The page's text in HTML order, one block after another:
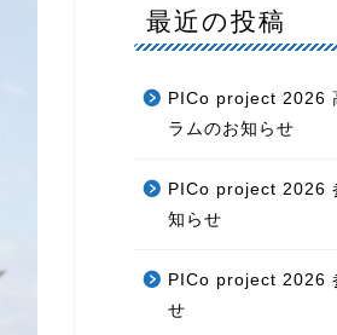
最近の投稿
PICo project 2026
ラムのお知らせ
PICo project 2026
知らせ
PICo project 2026
せ